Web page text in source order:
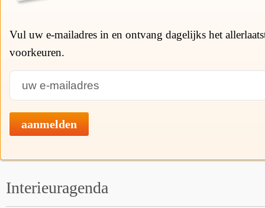
Vul uw e-mailadres in en ontvang dagelijks het
voorkeuren.
aanmelden
Interieuragenda